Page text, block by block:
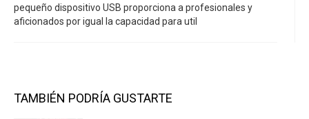
pequeño dispositivo USB proporciona a profesionales y
aficionados por igual la capacidad para util
TAMBIÉN PODRÍA GUSTARTE